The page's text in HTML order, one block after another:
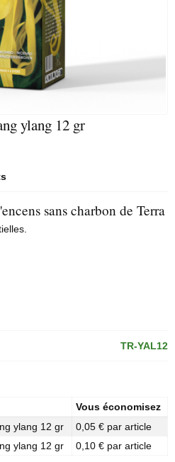
ylang 12 gr
sans charbon de Terra
TR-YAL12
Vous économisez
ylang 12 gr
0,05 € par article
ylang 12 gr
0,10 € par article